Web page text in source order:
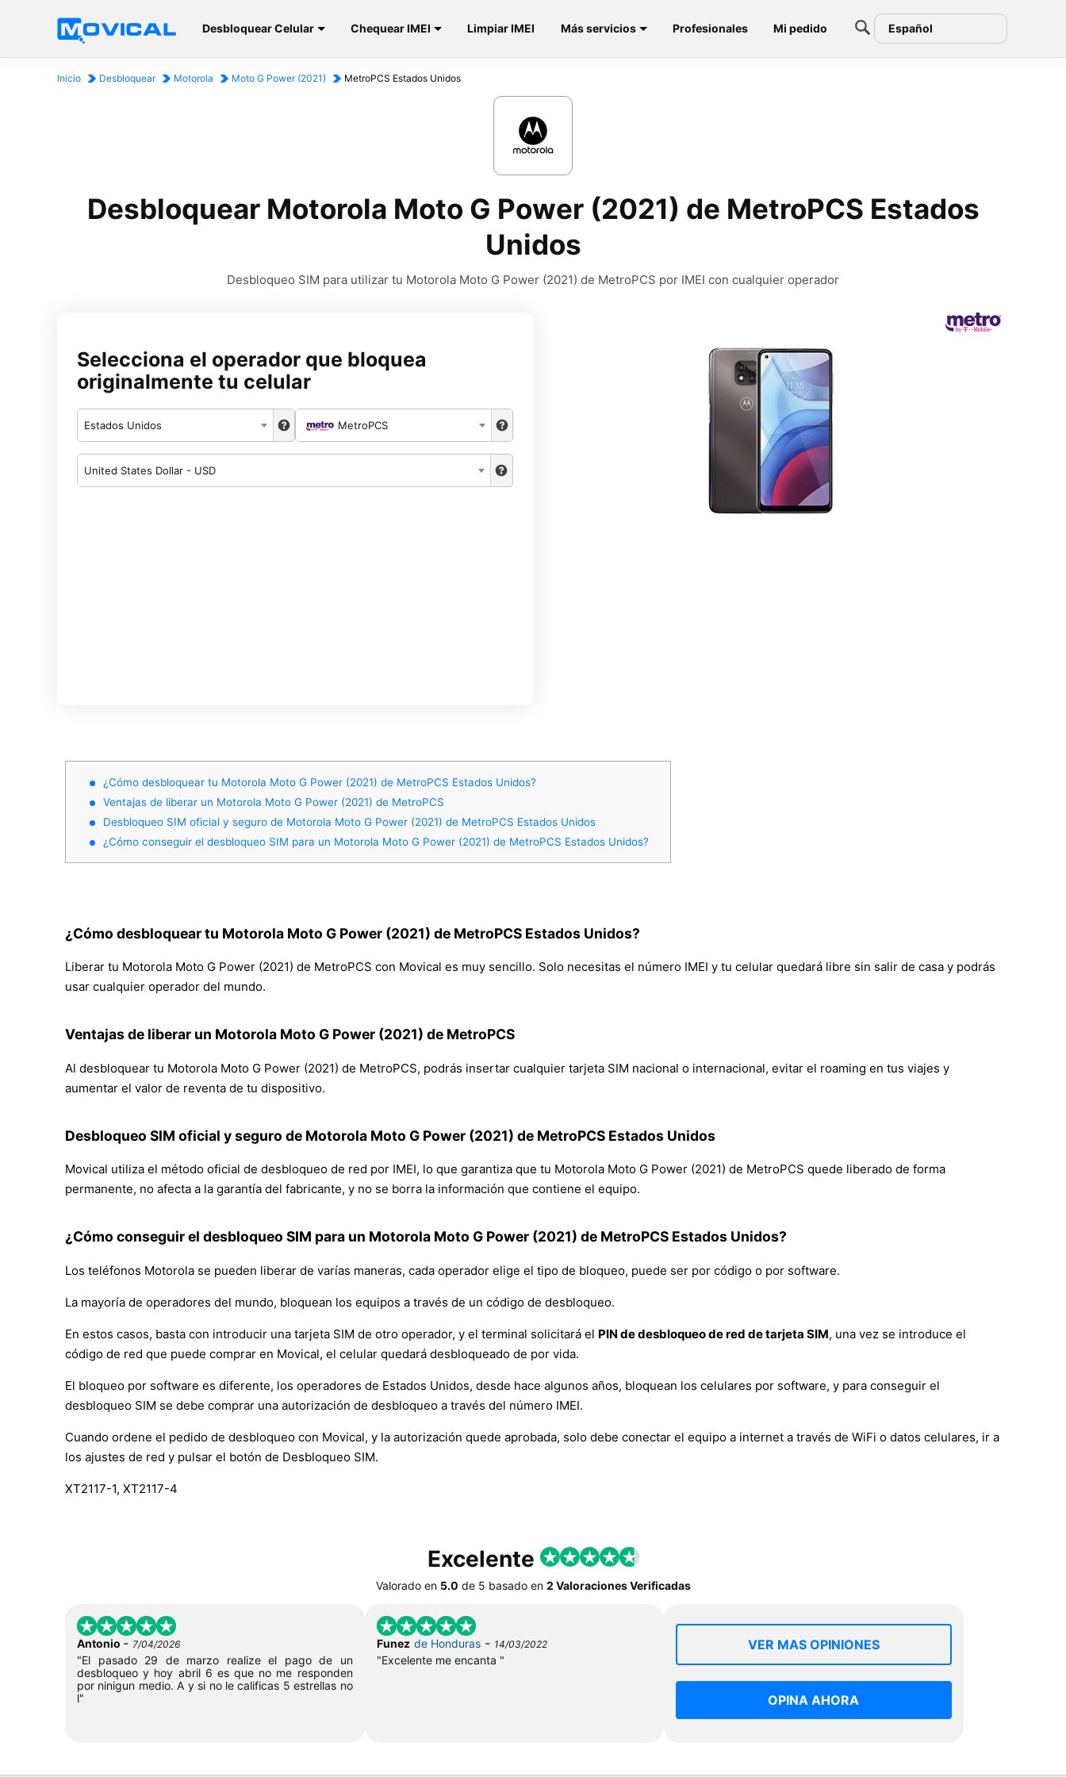
Desbloquear Celular Chequear IMEI Limpiar IMEI Más servicios Profesionales Mi pedido Español
Inicio Desbloquear Motorola Moto G Power (2021) MetroPCS Estados Unidos
Desbloquear Motorola Moto G Power (2021) de MetroPCS Estados
Unidos
Desbloqueo SIM para utilizar tu Motorola Moto G Power (2021) de MetroPCS por IMEI con cualquier operador
Selecciona el operador que bloquea
originalmente tu celular
Estados Unidos MetroPCS
United States Dollar - USD
¿Cómo desbloquear tu Motorola Moto G Power (2021) de MetroPCS Estados Unidos?
Ventajas de liberar un Motorola Moto G Power (2021) de MetroPCS
Desbloqueo SIM oficial y seguro de Motorola Moto G Power (2021) de MetroPCS Estados Unidos
¿Cómo conseguir el desbloqueo SIM para un Motorola Moto G Power (2021) de MetroPCS Estados Unidos?
¿Cómo desbloquear tu Motorola Moto G Power (2021) de MetroPCS Estados Unidos?
Liberar tu Motorola Moto G Power (2021) de MetroPCS con Movical es muy sencillo. Solo necesitas el número IMEI y tu celular quedará libre sin salir de casa y podrás
usar cualquier operador del mundo.
Ventajas de liberar un Motorola Moto G Power (2021) de MetroPCS
Al desbloquear tu Motorola Moto G Power (2021) de MetroPCS, podrás insertar cualquier tarjeta SIM nacional o internacional, evitar el roaming en tus viajes y
aumentar el valor de reventa de tu dispositivo.
Desbloqueo SIM oficial y seguro de Motorola Moto G Power (2021) de MetroPCS Estados Unidos
Movical utiliza el método oficial de desbloqueo de red por IMEI, lo que garantiza que tu Motorola Moto G Power (2021) de MetroPCS quede liberado de forma
permanente, no afecta a la garantía del fabricante, y no se borra la información que contiene el equipo.
¿Cómo conseguir el desbloqueo SIM para un Motorola Moto G Power (2021) de MetroPCS Estados Unidos?
Los teléfonos Motorola se pueden liberar de varías maneras, cada operador elige el tipo de bloqueo, puede ser por código o por software.
La mayoría de operadores del mundo, bloquean los equipos a través de un código de desbloqueo.
En estos casos, basta con introducir una tarjeta SIM de otro operador, y el terminal solicitará el PIN de desbloqueo de red de tarjeta SIM, una vez se introduce el
código de red que puede comprar en Movical, el celular quedará desbloqueado de por vida.
El bloqueo por software es diferente, los operadores de Estados Unidos, desde hace algunos años, bloquean los celulares por software, y para conseguir el
desbloqueo SIM se debe comprar una autorización de desbloqueo a través del número IMEI.
Cuando ordene el pedido de desbloqueo con Movical, y la autorización quede aprobada, solo debe conectar el equipo a internet a través de WiFi o datos celulares, ir a
los ajustes de red y pulsar el botón de Desbloqueo SIM.
XT2117-1, XT2117-4
Excelente
Valorado en 5.0 de 5 basado en 2 Valoraciones Verificadas
Antonio - 7/04/2026
"El pasado 29 de marzo realize el pago de un
desbloqueo y hoy abril 6 es que no me responden
por ninigun medio. A y si no le calificas 5 estrellas no
l"
Funez de Honduras- 14/03/2022
"Excelente me encanta "
VER MAS OPINIONES
OPINA AHORA